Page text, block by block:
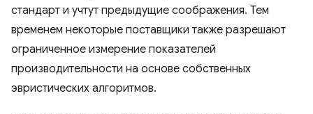
стандарт и учтут предыдущие соображения. Тем
временем некоторые поставщики также разрешают
ограниченное измерение показателей
производительности на основе собственных
эвристических алгоритмов.